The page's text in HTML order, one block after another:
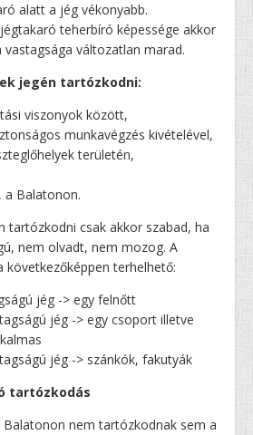
alatt a jég vékonyabb.
teherbíró képessége akkor
vastagsága változatlan marad.
jegén tartózkodni:
viszonyok között,
munkavégzés kivételével,
területén,
a Balatonon.
tartózkodni csak akkor szabad, ha
nem olvadt, nem mozog. A
következőképpen terhelhető:
jég -> egy felnőtt
jég -> egy csoport illetve
jég -> szánkók, fakutyák
tartózkodás
nem tartózkodnak sem a